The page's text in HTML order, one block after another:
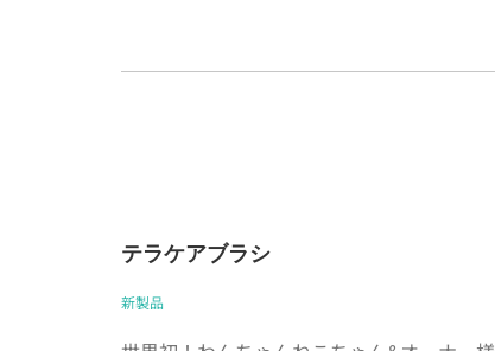
テラケアブラシ
新製品